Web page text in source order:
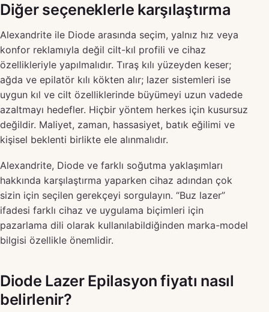
Diğer seçeneklerle karşılaştırma
Alexandrite ile Diode arasında seçim, yalnız hız veya
konfor reklamıyla değil cilt-kıl profili ve cihaz
özellikleriyle yapılmalıdır. Tıraş kılı yüzeyden keser;
ağda ve epilatör kılı kökten alır; lazer sistemleri ise
uygun kıl ve cilt özelliklerinde büyümeyi uzun vadede
azaltmayı hedefler. Hiçbir yöntem herkes için kusursuz
değildir. Maliyet, zaman, hassasiyet, batık eğilimi ve
kişisel beklenti birlikte ele alınmalıdır.
Alexandrite, Diode ve farklı soğutma yaklaşımları
hakkında karşılaştırma yaparken cihaz adından çok
sizin için seçilen gerekçeyi sorgulayın. “Buz lazer”
ifadesi farklı cihaz ve uygulama biçimleri için
pazarlama dili olarak kullanılabildiğinden marka-model
bilgisi özellikle önemlidir.
Diode Lazer Epilasyon fiyatı nasıl
belirlenir?